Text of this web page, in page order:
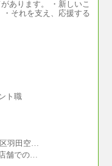
あります。 ・新しいこ
それを支え、応援する
ト職
羽田空…
舗での…